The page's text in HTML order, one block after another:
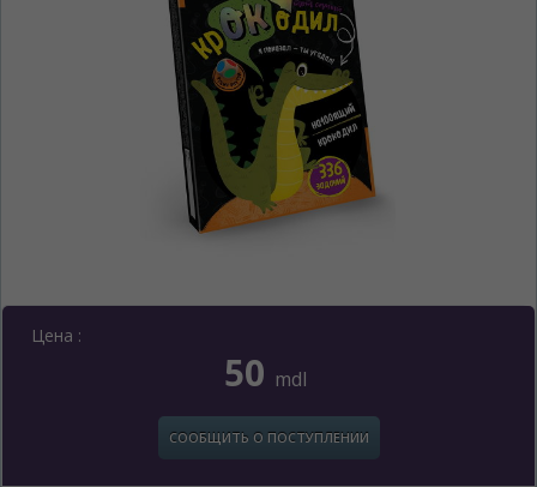
Цена :
50 mdl
СООБЩИТЬ О ПОСТУПЛЕНИИ
ЯЗЫК САЙТА / LIMBA SITE-ULUI